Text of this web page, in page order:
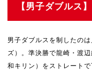
【男子ダブルス】
男子ダブルスを制したの
ズ）。準決勝で龍崎・渡
和キリン）をストレート